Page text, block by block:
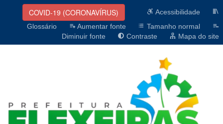
COVID-19 (CORONAVÍRUS)
Acessibilidade
Glossário
Aumentar fonte
Tamanho normal
Diminuir fonte
Contraste Mapa do site